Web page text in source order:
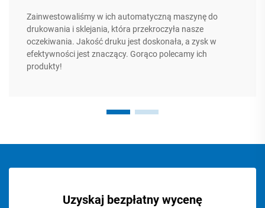
Zainwestowaliśmy w ich automatyczną maszynę do
drukowania i sklejania, która przekroczyła nasze
oczekiwania. Jakość druku jest doskonała, a zysk w
efektywności jest znaczący. Gorąco polecamy ich
produkty!
Uzyskaj bezpłatny wycenę